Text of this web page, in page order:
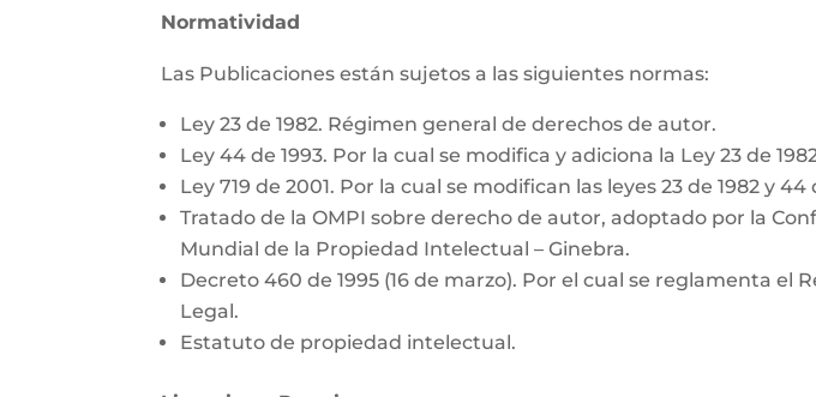
Normatividad
Las Publicaciones están sujetos a las siguientes normas:
Ley 23 de 1982. Régimen general de derechos de autor.
Ley 44 de 1993. Por la cual se modifica y adiciona la Ley 23 de
Ley 719 de 2001. Por la cual se modifican las leyes 23 de 1982 y 44
Tratado de la OMPI sobre derecho de autor, adoptado por la
Mundial de la Propiedad Intelectual – Ginebra.
Decreto 460 de 1995 (16 de marzo). Por el cual se reglamenta
Legal.
Estatuto de propiedad intelectual.